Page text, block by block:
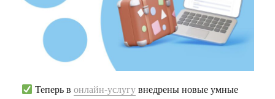
Теперь в онлайн-услугувнедрены новые умные